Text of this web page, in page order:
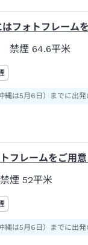
フォトフレーム
禁煙 64.6平米
は5月6日）までに出発
フレームをご用
煙 52平米
は5月6日）までに出発